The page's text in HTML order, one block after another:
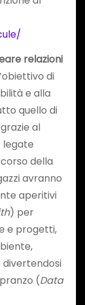
relazioni
di
e alla
quello di
al
legate
della
avranno
aperitivi
) per
e progetti,
divertendosi
(Data